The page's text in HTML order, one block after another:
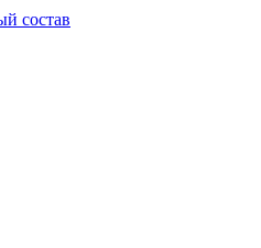
состав